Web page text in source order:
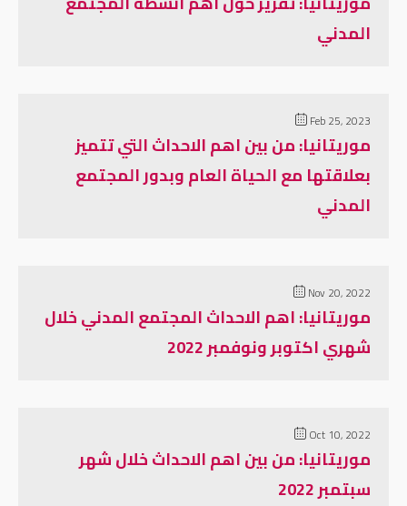
المدني
Feb 25, 2023
موريتانيا: من بين اهم الاحداث التي تتميز
بعلاقتها مع الحياة العام وبدور المجتمع
المدني
Nov 20, 2022
موريتانيا: اهم الاحداث المجتمع المدني خلال
شهري اكتوبر ونوفمبر 2022
Oct 10, 2022
موريتانيا: من بين اهم الاحداث خلال شهر
سبتمبر 2022